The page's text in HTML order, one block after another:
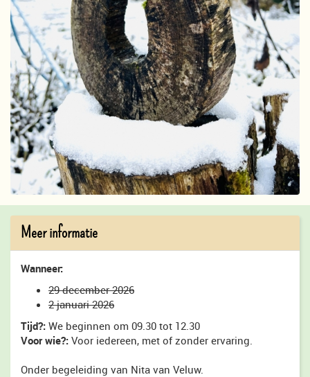
Meer informatie
Wanneer:
29 december 2026
2 januari 2026
Tijd?: We beginnen om 09.30 tot 12.30
Voor wie?: Voor iedereen, met of zonder ervaring.
Onder begeleiding van Nita van Veluw.